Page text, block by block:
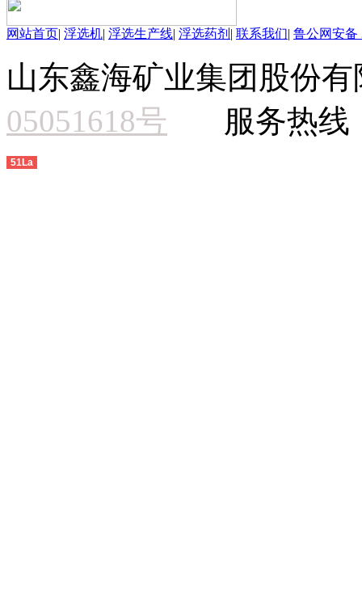
网站首页| 浮选机| 浮选生产线| 浮选药剂 | 联系我们| 鲁公网安备
山东鑫海矿业集团股份
05051618号 服务热线
51La